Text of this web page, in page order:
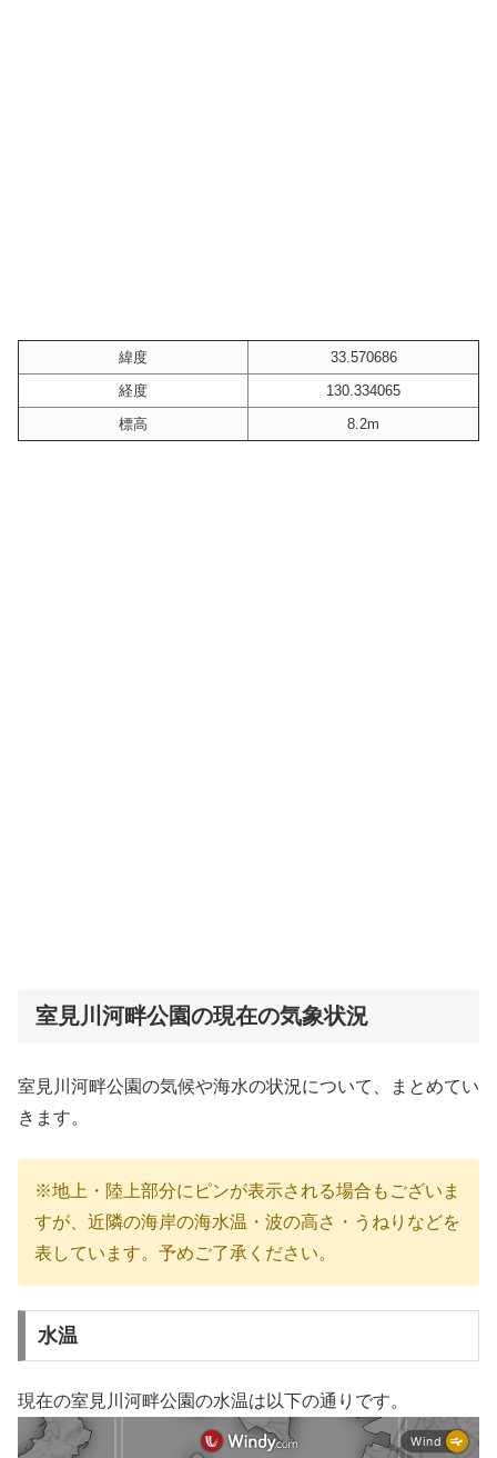
緯度
33.570686
経度
130.334065
標高
8.2m
室見川河畔公園の現在の気象状況
室見川河畔公園の気候や海水の状況について、まとめてい
きます。
※地上・陸上部分にピンが表示される場合もございま
すが、近隣の海岸の海水温・波の高さ・うねりなどを
表しています。予めご了承ください。
水温
現在の室見川河畔公園の水温は以下の通りです。